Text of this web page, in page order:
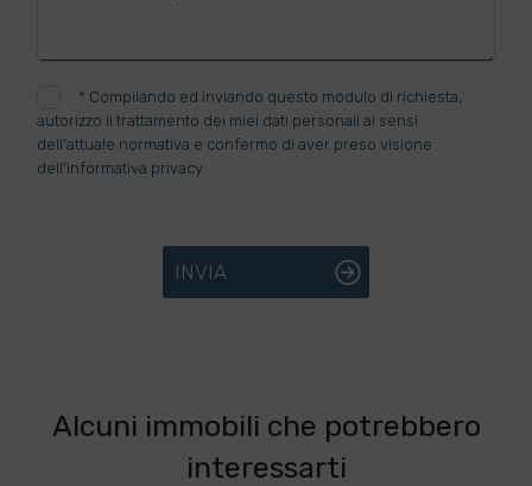
* Compilando ed inviando questo modulo di richiesta,
autorizzo il trattamento dei miei dati personali ai sensi
dell'attuale normativa e confermo di aver preso visione
dell'informativa privacy.
INVIA
Alcuni immobili che potrebbero
interessarti